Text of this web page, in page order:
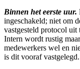
Binnen het eerste uur.
ingeschakeld; niet om
vastgesteld protocol
Intern wordt rustig
medewerkers wel en
is dit vooraf vastgelegd.